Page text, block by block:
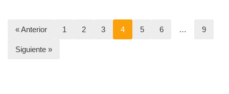
« Anterior 1 2 3 4 5 6 … 9
Siguiente »